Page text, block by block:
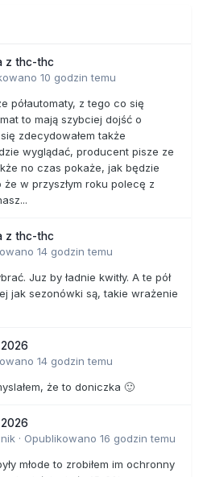
z thc-thc
10 godzin temu
półautomaty, z tego co się
to mają szybciej dojść o
zdecydowałem także
wyglądać, producent pisze ze
no czas pokaże, jak będzie
że w przyszłym roku polecę z
z thc-thc
14 godzin temu
Juz by ładnie kwitły. A te pół
jak sezonówki są, takie wrażenie
14 godzin temu
że to doniczka 🙂
· Opublikowano 16 godzin temu
młode to zrobiłem im ochronny